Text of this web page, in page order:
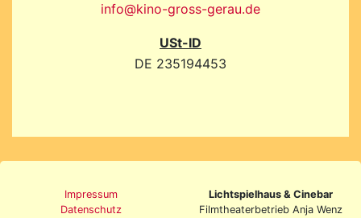
info@kino-gross-gerau.de
USt-ID
DE 235194453
Impressum
Datenschutz
Lichtspielhaus & Cinebar
Filmtheaterbetrieb Anja Wenz